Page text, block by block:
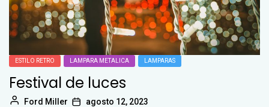
ESTILO RETRO LAMPARA METALICA LAMPARAS
Festival de luces
Ford Miller agosto 12, 2023